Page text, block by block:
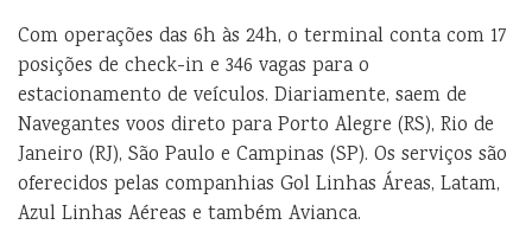
Com operações das 6h às 24h, o terminal conta com 17
posições de check-in e 346 vagas para o
estacionamento de veículos. Diariamente, saem de
Navegantes voos direto para Porto Alegre (RS), Rio de
Janeiro (RJ), São Paulo e Campinas (SP). Os serviços são
oferecidos pelas companhias Gol Linhas Áreas, Latam,
Azul Linhas Aéreas e também Avianca.